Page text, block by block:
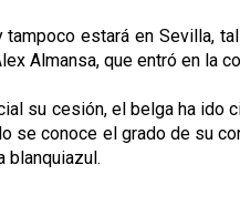
estará en Sevilla,
Almansa, que entró en la
su cesión, el belga ha ido
se conoce el grado de su
blanquiazul.